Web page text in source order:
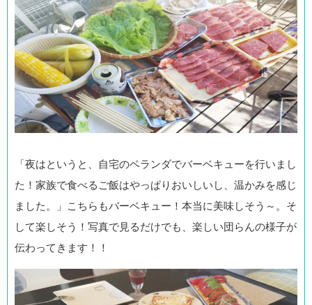
「夜はというと、自宅のベランダでバーベキューを行いまし
た！家族で食べるご飯はやっぱりおいしいし、温かみを感じ
ました。」こちらもバーベキュー！本当に美味しそう～。そ
して楽しそう！写真で見るだけでも、楽しい団らんの様子が
伝わってきます！！